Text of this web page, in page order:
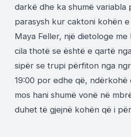
darkë dhe ka shumë variabla
parasysh kur caktoni kohën e
Maya Feller, një dietologe
cila thotë se është e qartë
sipër se trupi përfiton nga
19:00 por edhe që,
mos hani shumë vonë në
duhet të gjejnë kohën që i